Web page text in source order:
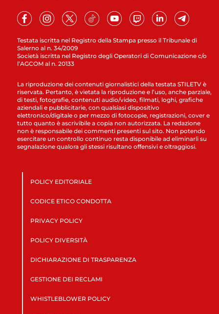
Testata iscritta nel Registro della Stampa presso il Tribunale di
Salerno al n. 34/2009
Società iscritta nel Registro degli Operatori di Comunicazione c/o
l’AGCOM al n. 20133
La riproduzione dei contenuti giornalistici della testata STILETV è
riservata. Pertanto, è vietata la riproduzione e l’uso, anche parziale,
di testi, fotografie, contenuti audio/video, filmati, loghi, grafiche
aziendali e pubblicitarie, con qualsiasi dispositivo
elettronico/digitale o per mezzo di fotocopie, registrazioni, cover e
tutto quanto è ascrivibile a copia non autorizzata. La redazione
non è responsabile dei commenti presenti sul sito. Non potendo
esercitare un controllo continuo resta disponibile ad eliminarli su
segnalazione qualora gli stessi risultano offensivi e oltraggiosi.
POLICY EDITORIALE
CODICE ETICO CONDOTTA
PRIVACY POLICY
POLICY DIVERSITÀ
DICHIARAZIONE DI TRASPARENZA
GESTIONE DEI RECLAMI
WHISTLEBLOWER POLICY